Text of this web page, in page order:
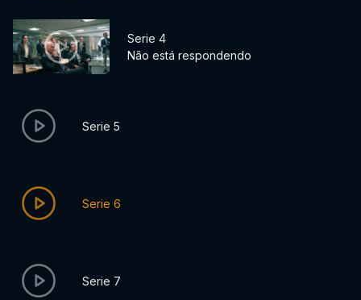
Serie 4
Não está respondendo
Serie 5
Serie 6
Serie 7